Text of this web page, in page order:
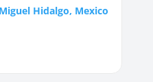
Hidalgo, Mexico